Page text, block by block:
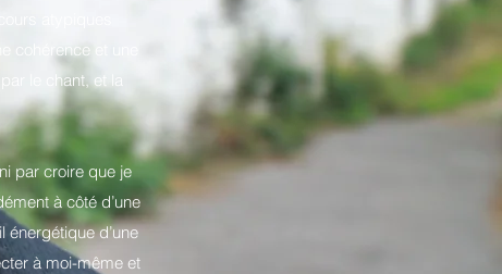
atypiques
cohérence et une
le chant, et la
par croire que je
à côté d’une
d’une
à moi-même et